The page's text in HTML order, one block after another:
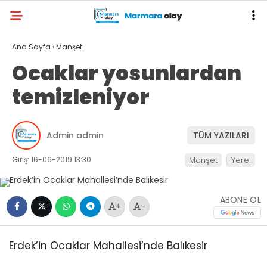
Ana Sayfa ›Manşet
Ocaklar yosunlardan
temizleniyor
Admin admin TÜM YAZILARI
Giriş: 16-06-2019 13:30 Manşet Yerel
+ -
ABONE OL
Erdek’in Ocaklar Mahallesi’nde Balıkesir